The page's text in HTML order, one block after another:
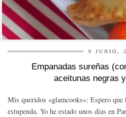
9 JUNIO,
Empanadas sureñas
aceitunas negras
Mis queridos «glamcooks»: Espero que
estupenda. Yo he estado unos días en